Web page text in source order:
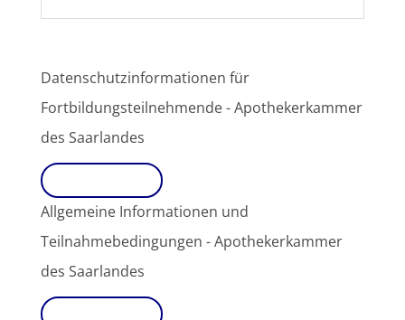
Datenschutzinformationen für
Fortbildungsteilnehmende - Apothekerkammer
des Saarlandes
Allgemeine Informationen und
Teilnahmebedingungen - Apothekerkammer
des Saarlandes